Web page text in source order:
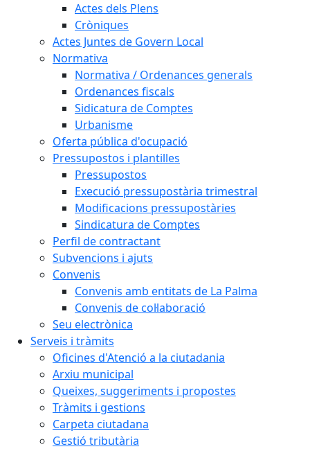
Actes dels Plens
Cròniques
Actes Juntes de Govern Local
Normativa
Normativa / Ordenances generals
Ordenances fiscals
Sidicatura de Comptes
Urbanisme
Oferta pública d'ocupació
Pressupostos i plantilles
Pressupostos
Execució pressupostària trimestral
Modificacions pressupostàries
Sindicatura de Comptes
Perfil de contractant
Subvencions i ajuts
Convenis
Convenis amb entitats de La Palma
Convenis de col·laboració
Seu electrònica
Serveis i tràmits
Oficines d'Atenció a la ciutadania
Arxiu municipal
Queixes, suggeriments i propostes
Tràmits i gestions
Carpeta ciutadana
Gestió tributària